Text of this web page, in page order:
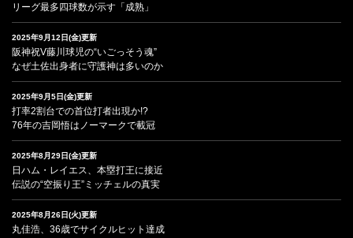
リーグ最多四球数が示す「成熟」
2025年9月12日(金)更新
阪神祝V藤川球児の“いごっそう魂”
なぜ土佐出身者に守護神は多いのか
2025年9月5日(金)更新
打率2割台での首位打者出現か!?
76年の吉岡悟はノーマークで載冠
2025年8月29日(金)更新
日ハム・レイエス、本塁打王に接近
伝説の“空振り王”ミッチェルの真実
2025年8月26日(火)更新
丸佳浩、36歳でサイクルヒット達成